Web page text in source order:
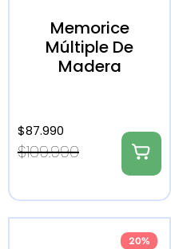
Memorice
Múltiple De
Madera
$109.990
$87.990
20%